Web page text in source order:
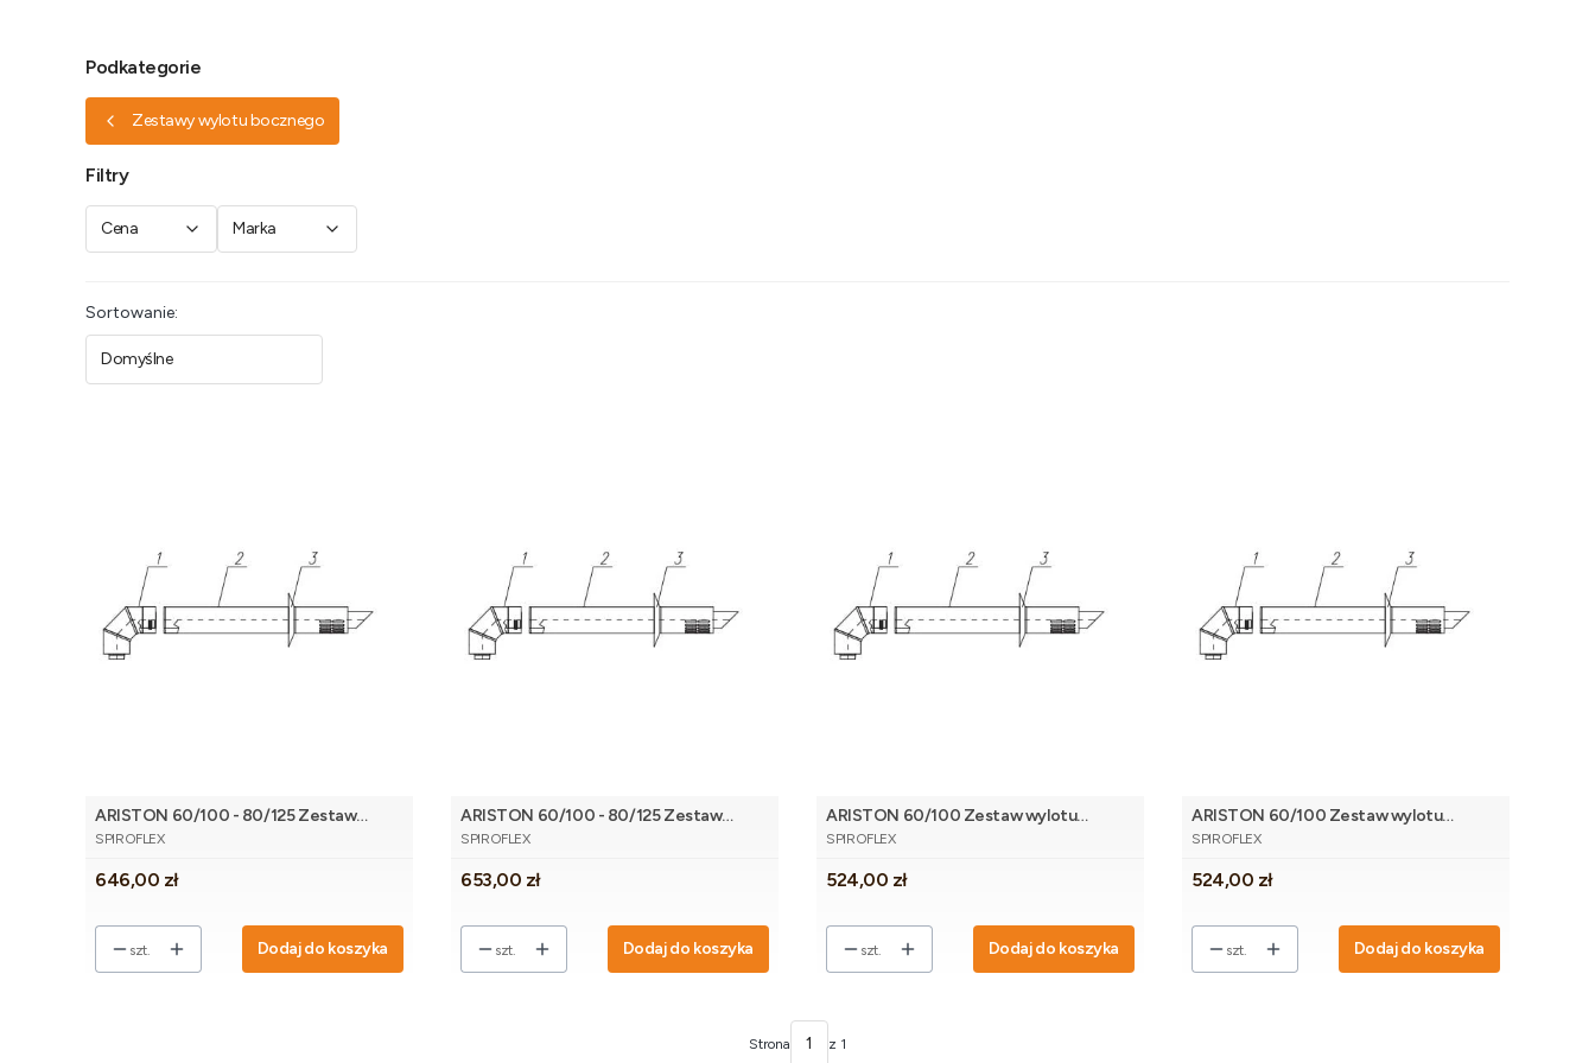
Podkategorie
Zestawy wylotu bocznego
Filtry
Cena Marka
Lista produktów
Sortowanie:
Domyślne
ARISTON 60/100 - 80/125 Zestaw
wylotu bocznego AR redukcyjny biały
PRODUCENT
SPIROFLEX
Cena
646,00 zł
szt. Dodaj do koszyka
ARISTON 60/100 - 80/125 Zestaw
wylotu bocznego AR redukcyjny
PRODUCENT
SPIROFLEX
Cena
653,00 zł
szt. Dodaj do koszyka
ARISTON 60/100 Zestaw wylotu
bocznego AR biały
PRODUCENT
SPIROFLEX
Cena
524,00 zł
szt. Dodaj do koszyka
ARISTON 60/100 Zestaw wylotu
bocznego AR nierdzewny
PRODUCENT
SPIROFLEX
Cena
524,00 zł
szt. Dodaj do koszyka
Strona z 1